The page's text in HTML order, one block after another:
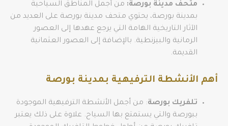
متحف مدينة بورصة: من أجمل المناطق السياحية
بمدينة بورصة، يحتوي متحف مدينة بورصة على العديد من
الآثار التاريخية الهامة التي يرجع عهدها إلى العصور
الرمانية والبيزنطية. بالإضافة إلى العصور العثمانية
القديمة.
أهم الأنشطة الترفيهية بمدينة بورصة
تلفريك بورصة: من أجمل الأنشطة الترفيهية الموجودة
ببورصة والتي يستمتع بها السياح. علاوة على ذلك يعتبر